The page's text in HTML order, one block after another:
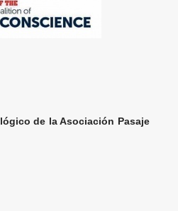
de la Asociación Pasaje